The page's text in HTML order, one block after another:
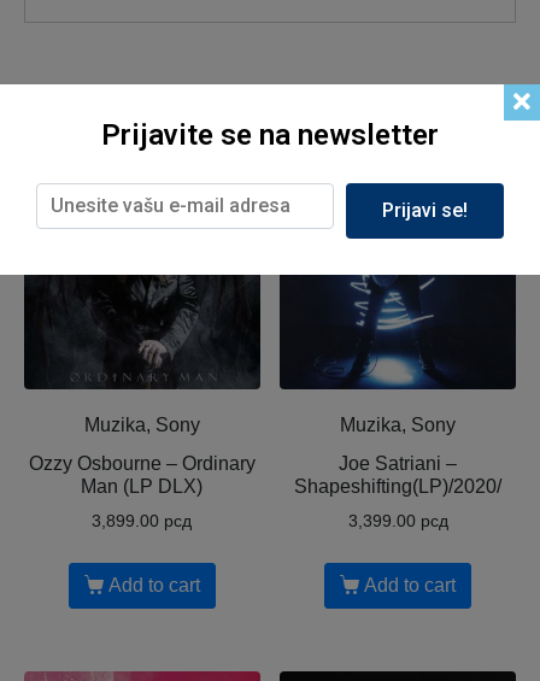
Related products
Muzika, Sony
Ozzy Osbourne ‎– Ordinary
Man (LP DLX)
3,899.00 рсд
Add to cart
Muzika, Sony
Joe Satriani ‎–
Shapeshifting(LP)/2020/
3,399.00 рсд
Add to cart
Prijavite se na newsletter
Prijavi se!